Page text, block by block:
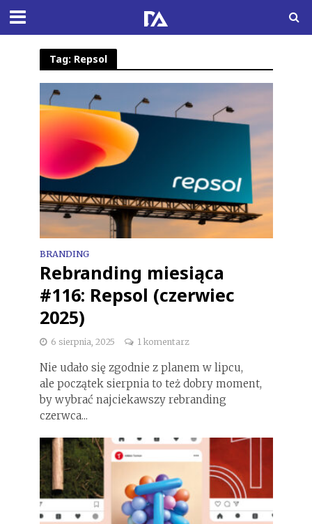
Tag: Repsol
BRANDING
Rebranding miesiąca
#116: Repsol (czerwiec
2025)
6 sierpnia, 2025 1 komentarz
Nie udało się zgodnie z planem w lipcu,
ale początek sierpnia to też dobry moment,
by wybrać najciekawszy rebranding
czerwca...